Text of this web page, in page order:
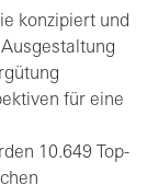
konzipiert und
für eine
10.649 Top-